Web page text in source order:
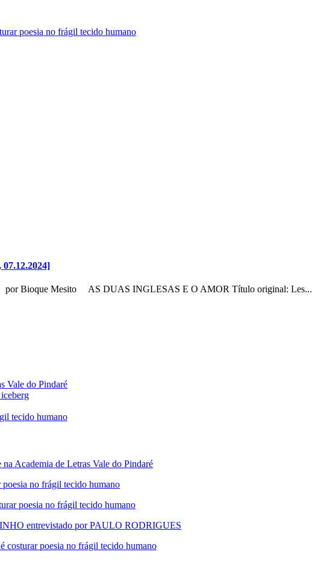
poesia no frágil tecido humano
Bioque Mesito AS DUAS INGLESAS E O AMOR Título original: Les...
Vale do Pindaré
tecido humano
Academia de Letras Vale do Pindaré
no frágil tecido humano
poesia no frágil tecido humano
entrevistado por PAULO RODRIGUES
poesia no frágil tecido humano